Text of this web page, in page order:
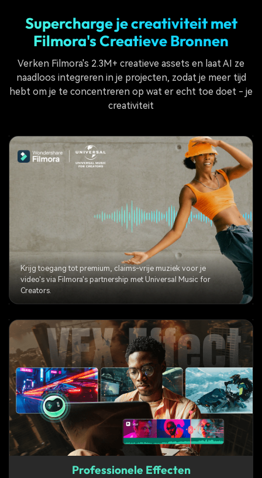
Supercharge je creativiteit met
Filmora's Creatieve Bronnen
Verken Filmora's 2.3M+ creatieve assets en laat AI ze
naadloos integreren in je projecten, zodat je meer tijd
hebt om je te concentreren op wat er echt toe doet - je
creativiteit
Krijg toegang tot premium, claims-vrije muziek voor je
video's via Filmora's partnership met Universal Music for
Creators.
Professionele Effecten